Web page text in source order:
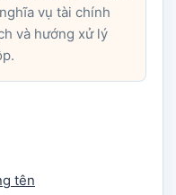
vụ tài chính
và hướng xử lý
tên